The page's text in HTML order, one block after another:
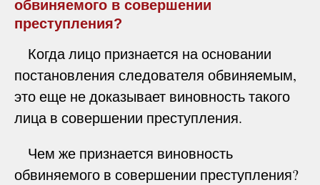
обвиняемого в совершении
преступления?
Когда лицо признается на основании
постановления следователя обвиняемым,
это еще не доказывает виновность такого
лица в совершении преступления.
Чем же признается виновность
обвиняемого в совершении преступления?